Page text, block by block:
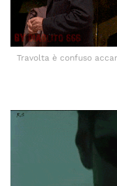
Travolta è confuso